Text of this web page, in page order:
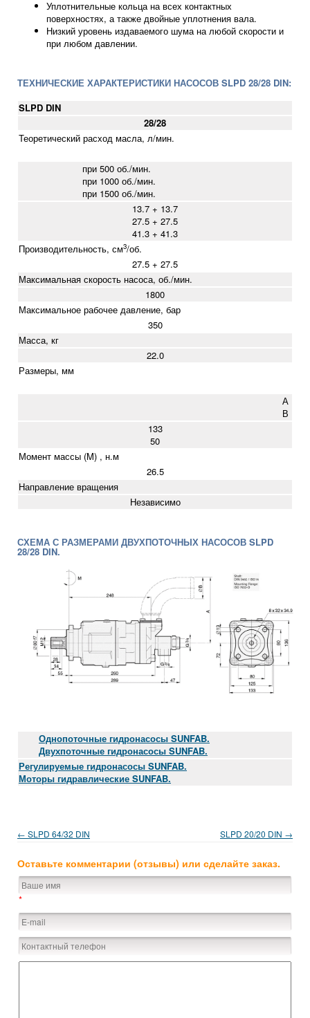
Уплотнительные кольца на всех контактных
поверхностях, а также двойные уплотнения вала.
Низкий уровень издаваемого шума на любой скорости и
при любом давлении.
ТЕХНИЧЕСКИЕ ХАРАКТЕРИСТИКИ НАСОСОВ SLPD 28/28 DIN:
SLPD DIN
28/28
Теоретический расход масла, л/мин.
при 500 об./мин.
при 1000 об./мин.
при 1500 об./мин.
13.7 + 13.7
27.5 + 27.5
41.3 + 41.3
Производительность, см3/об.
27.5 + 27.5
Максимальная скорость насоса, об./мин.
1800
Максимальное рабочее давление, бар
350
Масса, кг
22.0
Размеры, мм
А
В
133
50
Момент массы (M) , н.м
26.5
Направление вращения
Независимо
СХЕМА С РАЗМЕРАМИ ДВУХПОТОЧНЫХ НАСОСОВ SLPD
28/28 DIN.
Однопоточные гидронасосы SUNFAB.
Двухпоточные гидронасосы SUNFAB.
Регулируемые гидронасосы SUNFAB.
Моторы гидравлические SUNFAB.
← SLPD 64/32 DIN SLPD 20/20 DIN →
Оставьте комментарии (отзывы) или сделайте заказ.
*